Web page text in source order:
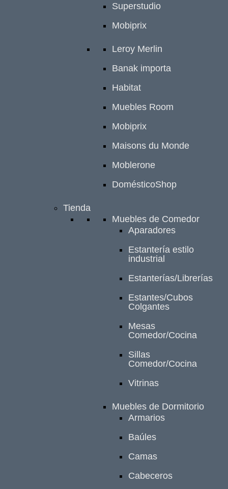
Superstudio
Mobiprix
Leroy Merlin
Banak importa
Habitat
Muebles Room
Mobiprix
Maisons du Monde
Moblerone
DomésticoShop
Tienda
Muebles de Comedor
Aparadores
Estantería estilo
industrial
Estanterías/Librerías
Estantes/Cubos
Colgantes
Mesas
Comedor/Cocina
Sillas
Comedor/Cocina
Vitrinas
Muebles de Dormitorio
Armarios
Baúles
Camas
Cabeceros